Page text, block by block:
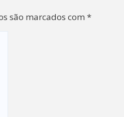
são marcados com *